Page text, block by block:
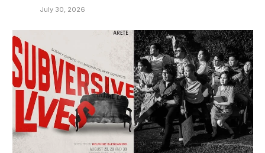
July 30, 2026